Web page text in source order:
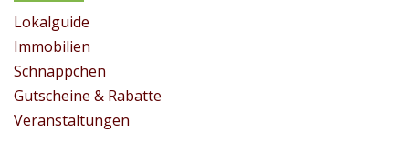
Lokalguide
Immobilien
Schnäppchen
Gutscheine & Rabatte
Veranstaltungen